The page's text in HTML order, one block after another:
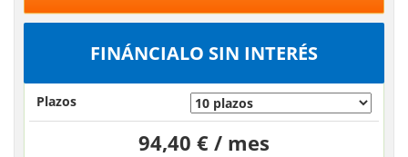
FINÁNCIALO SIN INTERÉS
Plazos
94,40 € / mes